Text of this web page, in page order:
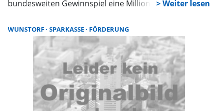
bundesweiten Gewinnspiel eine Million PAYBACK-
Gegenwert von 10.000 Euro. Oliver Schiller,
Vorstandsmitglied der Sparkasse Schaumburg,
gratulierte herzlich: „Es freut uns besonders, dass eine
unserer Kundinnen als Punkte-Millionärin ausgelost
wurde.“
WUNSTORF SPARKASSE FÖRDERUNG